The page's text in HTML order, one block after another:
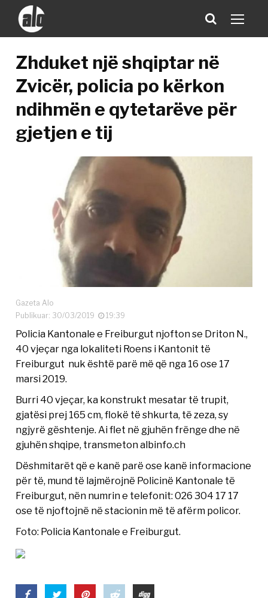
Zhduket një shqiptar në
Zvicër, policia po kërkon
ndihmën e qytetarëve për
gjetjen e tij
Gazeta Alo
Publikuar: 30/03/2019
19:39
Policia Kantonale e Freiburgut njofton se Driton N.,
40 vjeçar nga lokaliteti Roens i Kantonit të
Freiburgut nuk është parë më që nga 16 ose 17
marsi 2019.
Burri 40 vjeçar, ka konstrukt mesatar të trupit,
gjatësi prej 165 cm, flokë të shkurta, të zeza, sy
ngjyrë gështenje. Ai flet në gjuhën frënge dhe në
gjuhën shqipe, transmeton albinfo.ch
Dëshmitarët që e kanë parë ose kanë informacione
për të, mund të lajmërojnë Policinë Kantonale të
Freiburgut, nën numrin e telefonit: 026 304 17 17
ose të njoftojnë në stacionin më të afërm policor.
Foto: Policia Kantonale e Freiburgut.